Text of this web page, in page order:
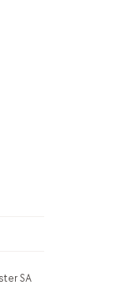
SA